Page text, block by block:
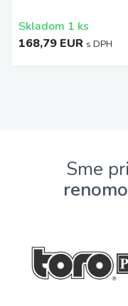
Skladom 1 ks
168,79 EUR s DPH
Sme